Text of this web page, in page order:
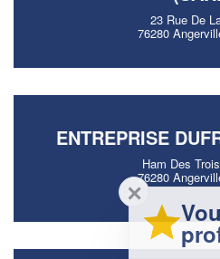
23 Rue De
76280
ENTREPRISE
Ham Des
76280
Vous